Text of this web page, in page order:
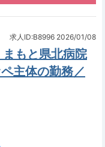
求人ID:B8996 2026/01/08
もと県北病院
主体の勤務／